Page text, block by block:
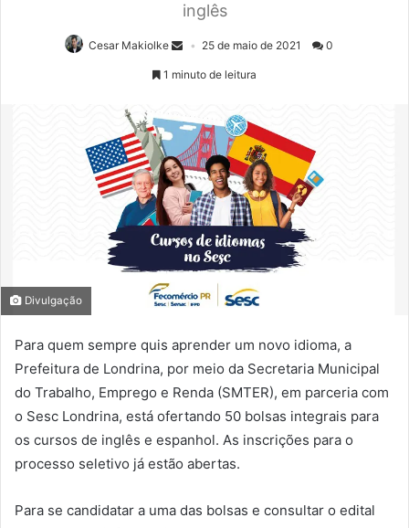
inglês
Cesar Makiolke 25 de maio de 2021 0
1 minuto de leitura
Divulgação
Para quem sempre quis aprender um novo idioma, a
Prefeitura de Londrina, por meio da Secretaria Municipal
do Trabalho, Emprego e Renda (SMTER), em parceria com
o Sesc Londrina, está ofertando 50 bolsas integrais para
os cursos de inglês e espanhol. As inscrições para o
processo seletivo já estão abertas.
Para se candidatar a uma das bolsas e consultar o edital